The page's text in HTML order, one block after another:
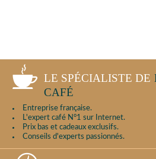
LE SPÉCIALISTE DE
CAFÉ
Entreprise française.
L'expert café N°1 sur Internet.
Prix bas et cadeaux exclusifs.
Conseils d'experts passionnés.